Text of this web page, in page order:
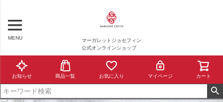
MENU
マーガレットジョセフィン
公式オンラインショップ
お知らせ 商品一覧 お気に入り マイページ カート